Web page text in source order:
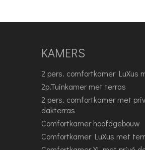
KAMERS
2 pers. comfortkamer LuXus
2p.Tuinkamer met terras
2 pers. comfortkamer met
dakterras
Comfortkamer hoofdgebouw
Comfortkamer LuXus met